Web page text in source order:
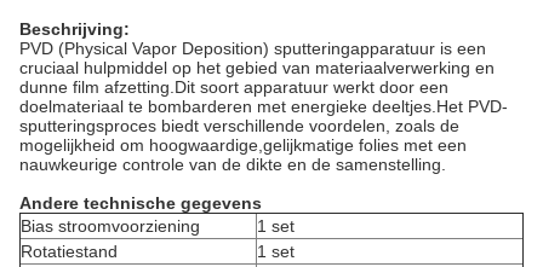
Beschrijving:
PVD (Physical Vapor Deposition) sputteringapparatuur is een
cruciaal hulpmiddel op het gebied van materiaalverwerking en
dunne film afzetting.Dit soort apparatuur werkt door een
doelmateriaal te bombarderen met energieke deeltjes.Het PVD-
sputteringsproces biedt verschillende voordelen, zoals de
mogelijkheid om hoogwaardige,gelijkmatige folies met een
nauwkeurige controle van de dikte en de samenstelling.
Andere technische gegevens
Bias stroomvoorziening
1 set
Rotatiestand
1 set